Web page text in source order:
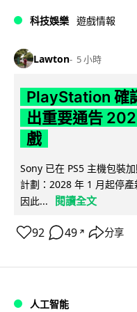
科技娛樂 遊戲情報
Lawton 5 小時
PlayStation 確
出重要通告
戲
Sony 已在 PS5 主機包裝
計劃：2028 年 1 月起停
因此...
閱讀全文
92 49 ↗ 分享
人工智能